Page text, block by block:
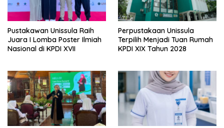
Pustakawan Unissula Raih
Juara I Lomba Poster Ilmiah
Nasional di KPDI XVII
Perpustakaan Unissula
Terpilih Menjadi Tuan Rumah
KPDI XIX Tahun 2028